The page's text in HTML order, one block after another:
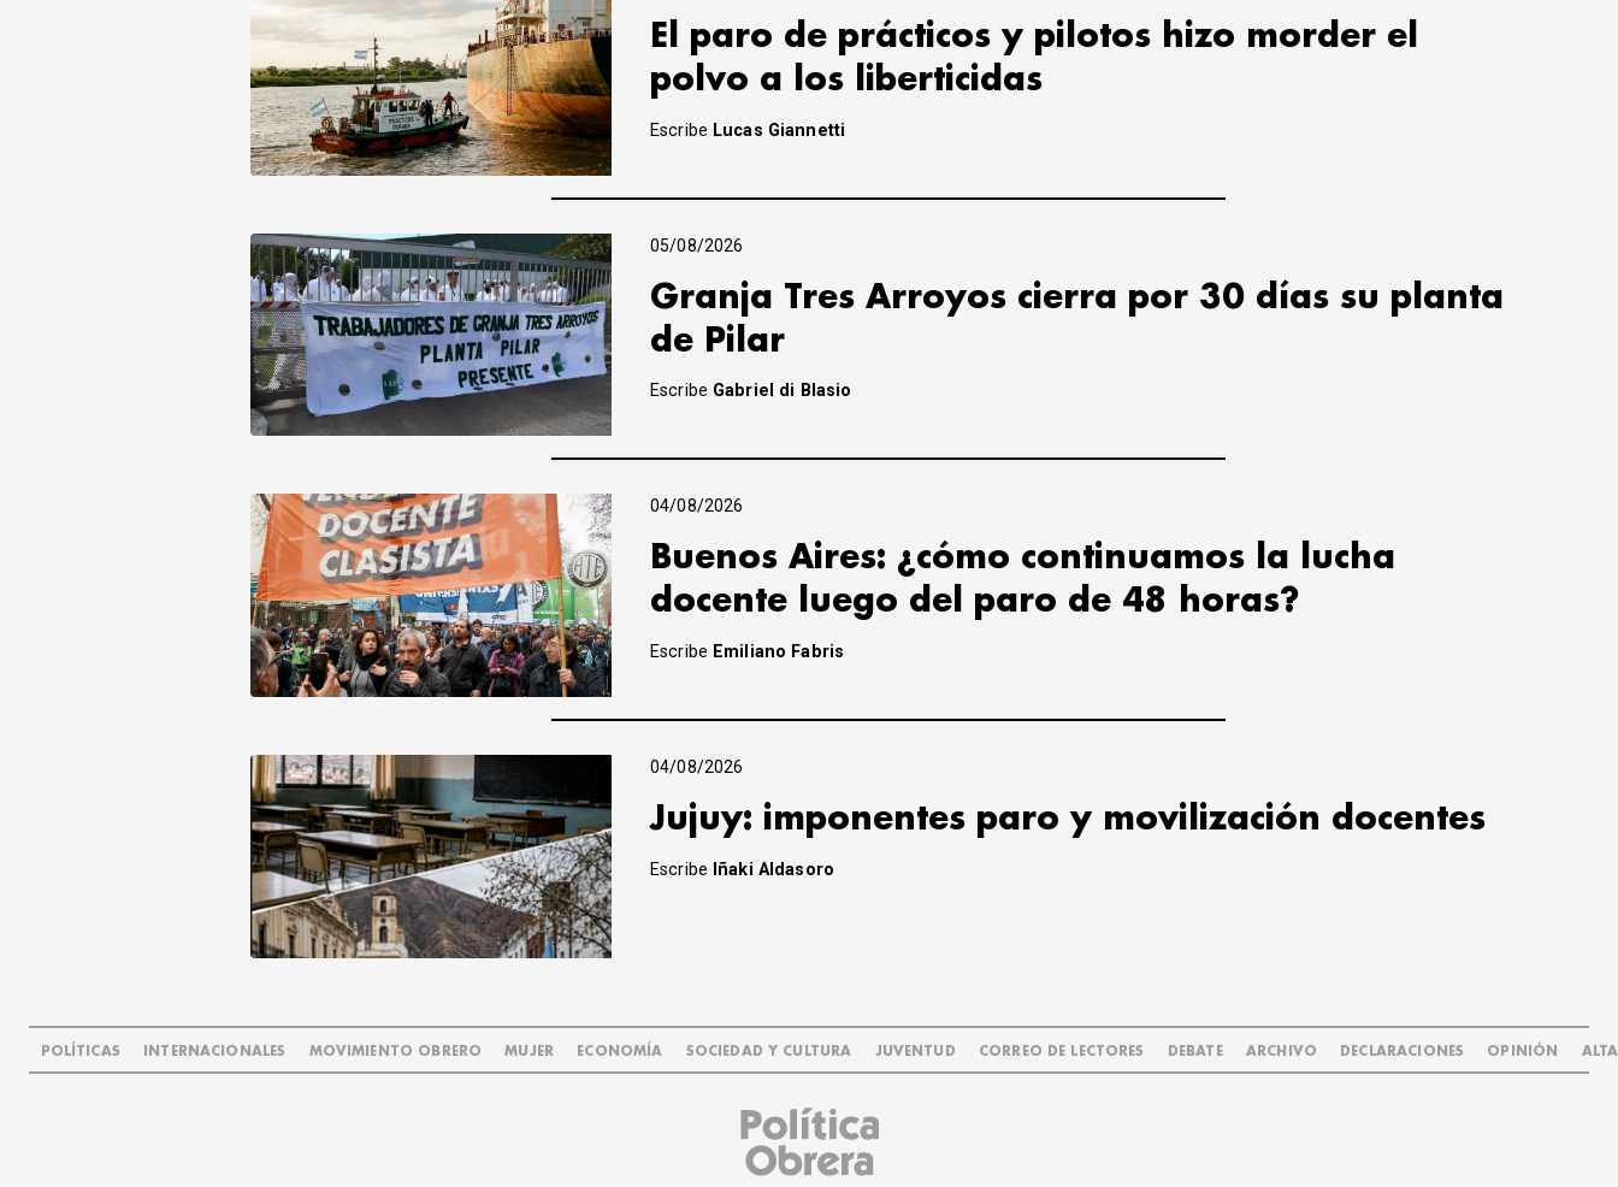
El paro de prácticos y pilotos hizo morder el
polvo a los liberticidas
Escribe Lucas Giannetti
05/08/2026
Granja Tres Arroyos cierra por 30 días su planta
de Pilar
Escribe Gabriel di Blasio
04/08/2026
Buenos Aires: ¿cómo continuamos la lucha
docente luego del paro de 48 horas?
Escribe Emiliano Fabris
04/08/2026
Jujuy: imponentes paro y movilización docentes
Escribe Iñaki Aldasoro
POLÍTICAS INTERNACIONALES MOVIMIENTO OBRERO MUJER ECONOMÍA SOCIEDAD Y CULTURA JUVENTUD CORREO DE LECTORES DEBATE ARCHIVO DECLARACIONES OPINIÓN